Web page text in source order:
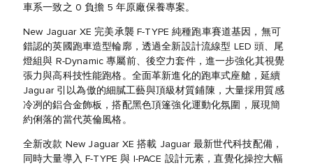
車系一致之 0 負擔 5 年原廠保養專案。
New Jaguar XE 完美承襲 F-TYPE 純種跑車賽道基因，無可
錯認的英國跑車造型輪廓，透過全新設計流線型 LED 頭、尾
燈組與 R-Dynamic 專屬前、後空力套件，進一步強化其視覺
張力與高科技性能跑格。全面革新進化的跑車式座艙，延續
Jaguar 引以為傲的細膩工藝與頂級材質鋪陳，大量採用質感
冷冽的鋁合金飾板，搭配黑色頂篷強化運動化氛圍，展現簡
約俐落的當代英倫風格。
全新改款 New Jaguar XE 搭載 Jaguar 最新世代科技配備，
同時大量導入 F-TYPE 與 I-PACE 設計元素，直覺化操控大幅